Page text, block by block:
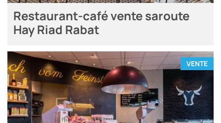
Restaurant-café vente saroute
Hay Riad Rabat
VENTE